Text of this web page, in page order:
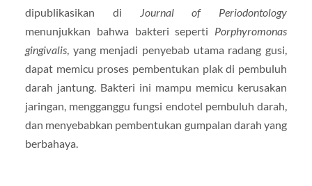
dipublikasikan di
Journal of Periodontology
menunjukkan bahwa bakteri seperti Porphyromonas
gingivalis, yang menjadi penyebab utama radang gusi,
dapat memicu proses pembentukan plak di pembuluh
darah jantung. Bakteri ini mampu memicu kerusakan
jaringan, mengganggu fungsi endotel pembuluh darah,
dan menyebabkan pembentukan gumpalan darah yang
berbahaya.